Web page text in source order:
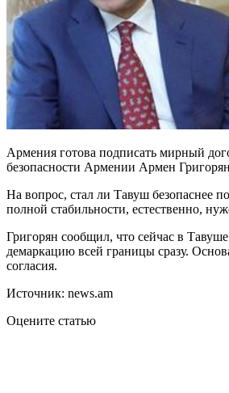
Армения готова подписать мирный
безопасности Армении Армен
На вопрос, стал ли Тавуш безопаснее
полной стабильности, естественно,
Григорян сообщил, что сейчас в
демаркацию всей границы сразу.
согласия.
Источник: news.am
Оцените статью